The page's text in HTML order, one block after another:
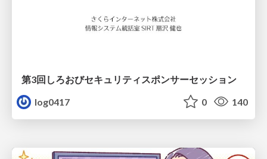
第3回しろおびセキュリティスポンサーセッション
log0417
0 140